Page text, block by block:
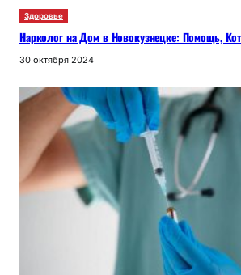
Здоровье
Нарколог на Дом в Новокузнецке: Помощь,
30 октября 2024